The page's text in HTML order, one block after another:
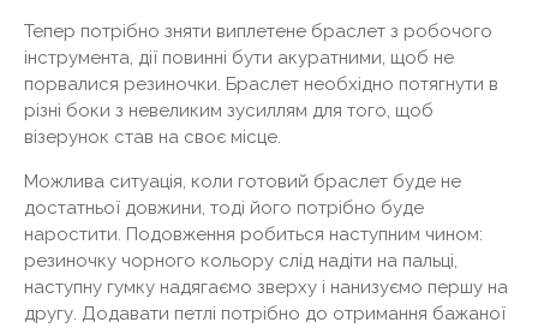
Тепер потрібно зняти виплетене браслет з робочого
інструмента, дії повинні бути акуратними, щоб не
порвалися резиночки. Браслет необхідно потягнути в
різні боки з невеликим зусиллям для того, щоб
візерунок став на своє місце.
Можлива ситуація, коли готовий браслет буде не
достатньої довжини, тоді його потрібно буде
наростити. Подовження робиться наступним чином:
резиночку чорного кольору слід надіти на пальці,
наступну гумку надягаємо зверху і нанизуємо першу на
другу. Додавати петлі потрібно до отримання бажаної